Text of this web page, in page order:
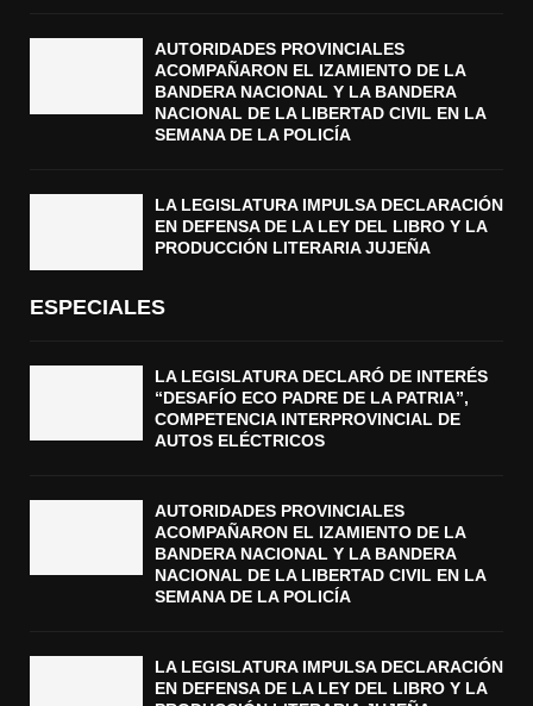
AUTORIDADES PROVINCIALES
ACOMPAÑARON EL IZAMIENTO DE LA
BANDERA NACIONAL Y LA BANDERA
NACIONAL DE LA LIBERTAD CIVIL EN LA
SEMANA DE LA POLICÍA
LA LEGISLATURA IMPULSA DECLARACIÓN
EN DEFENSA DE LA LEY DEL LIBRO Y LA
PRODUCCIÓN LITERARIA JUJEÑA
ESPECIALES
LA LEGISLATURA DECLARÓ DE INTERÉS
“DESAFÍO ECO PADRE DE LA PATRIA”,
COMPETENCIA INTERPROVINCIAL DE
AUTOS ELÉCTRICOS
AUTORIDADES PROVINCIALES
ACOMPAÑARON EL IZAMIENTO DE LA
BANDERA NACIONAL Y LA BANDERA
NACIONAL DE LA LIBERTAD CIVIL EN LA
SEMANA DE LA POLICÍA
LA LEGISLATURA IMPULSA DECLARACIÓN
EN DEFENSA DE LA LEY DEL LIBRO Y LA